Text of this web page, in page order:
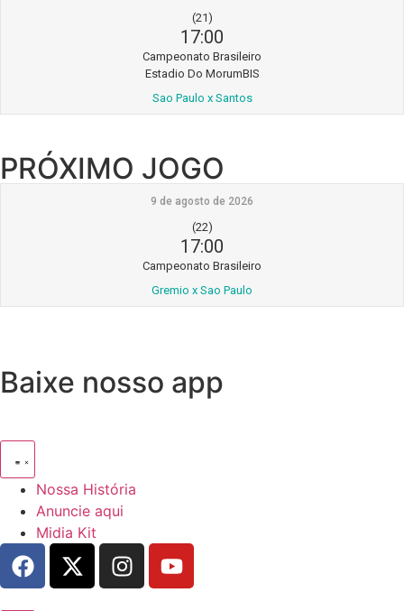
(21)
17:00
Campeonato Brasileiro
Estadio Do MorumBIS
Sao Paulo x Santos
PRÓXIMO JOGO
9 de agosto de 2026
(22)
17:00
Campeonato Brasileiro
Gremio x Sao Paulo
Baixe nosso app
Nossa História
Anuncie aqui
Midia Kit